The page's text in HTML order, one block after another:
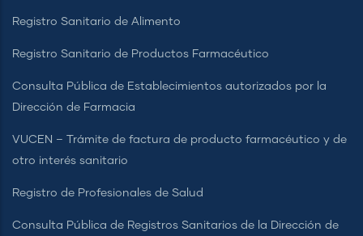
Registro Sanitario de Alimento
Registro Sanitario de Productos Farmacéutico
Consulta Pública de Establecimientos autorizados por la
Dirección de Farmacia
VUCEN – Trámite de factura de producto farmacéutico y de
otro interés sanitario
Registro de Profesionales de Salud
Consulta Pública de Registros Sanitarios de la Dirección de